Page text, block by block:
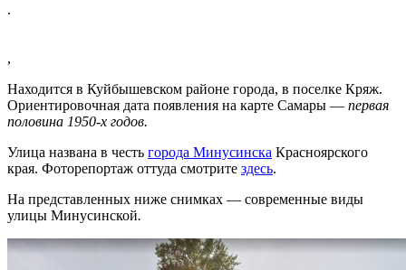
.
,
Находится в Куйбышевском районе города, в поселке Кряж.
Ориентировочная дата появления на карте Самары — первая
половина 1950-х годов.
Улица названа в честь города Минусинска Красноярского
края. Фоторепортаж оттуда смотрите здесь.
На представленных ниже снимках — современные виды
улицы Минусинской.